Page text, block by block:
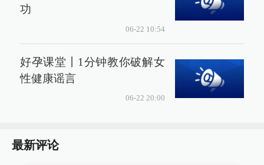
功
06-22 10:54
好孕课堂丨1分钟教你破解女
性健康谣言
06-22 20:00
最新评论